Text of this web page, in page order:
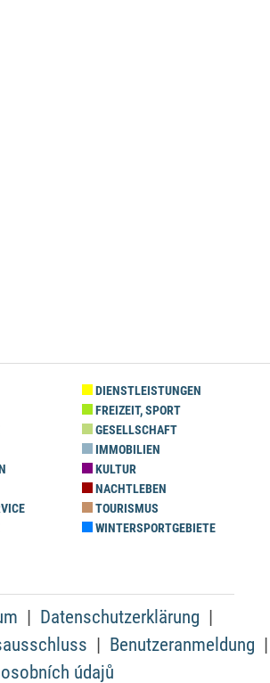
DIENSTLEISTUNGEN
FREIZEIT, SPORT
GESELLSCHAFT
IMMOBILIEN
KULTUR
NACHTLEBEN
TOURISMUS
WINTERSPORTGEBIETE
Datenschutzerklärung
Benutzeranmeldung
údajů